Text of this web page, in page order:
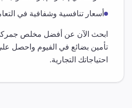
أسعار تنافسية وشفافية في
ابحث الآن عن أفضل مخلص
تأمين بضائع في الفيوم واحصل
احتياجاتك التجارية.